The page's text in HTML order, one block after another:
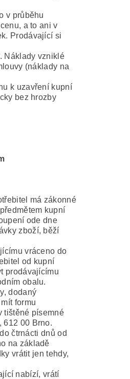
v průběhu
a to ani v
Prodávající si
Náklady vzniklé
(náklady na
k uzavření kupní
bez hrozby
má zákonné
kupní
ode dne
zboží, běží
vráceno do
od kupní
prodávajícímu
obalu.
dodaný
formu
tištěné písemné
612 00 Brno.
čtrnácti dnů od
na základě
vrátit jen tehdy,
nabízí, vrátí